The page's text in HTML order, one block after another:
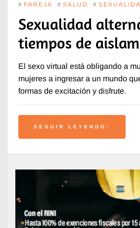
# PAREJA # SALUD #
Sexualidad
tiempos de
El sexo virtual está obligando a
mujeres a ingresar a un mundo
formas de excitación y disfrute.
SEGUIR LEYENDO